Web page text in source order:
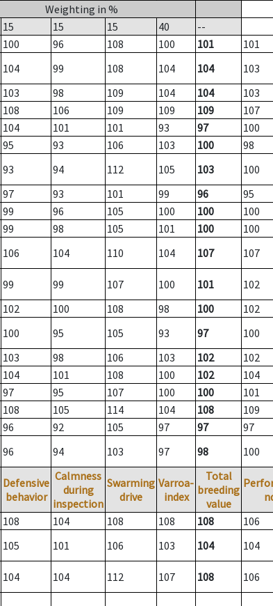
Weighting in %
15 15 15 40
--
100 96 108 100 101
101
104 99 108 104 104
103
103 98 109 104 104
103
108 106 109 109 109
107
104 101 101 93 97
100
95 93 106 103 100
98
93 94 112 105 103
100
97 93 101 99 96
95
99 96 105 100 100
100
99 98 105 101 100
100
106 104 110 104 107 107
99 99 107 100 101
102
102 100 108 98 100
102
100 95 105 93 97
100
103 98 106 103 102
102
104 101 108 100 102
104
97 95 107 100 100
101
108 105 114 104 108
109
96 92 105 97 97
97
96 94 103 97 98 100
Defensive
behavior
Calmness
during
inspection
Swarming
drive
Varroa-
index
Total
breeding
value
108 104 108 108 108
106
105 101 106 103 104 104
104 104 112 107 108 106